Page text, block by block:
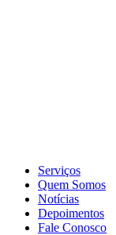
Serviços
Quem Somos
Notícias
Depoimentos
Fale Conosco